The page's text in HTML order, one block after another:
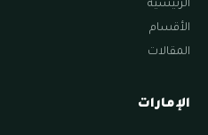
الرئيسية
الأقسام
المقالات
الإمارات